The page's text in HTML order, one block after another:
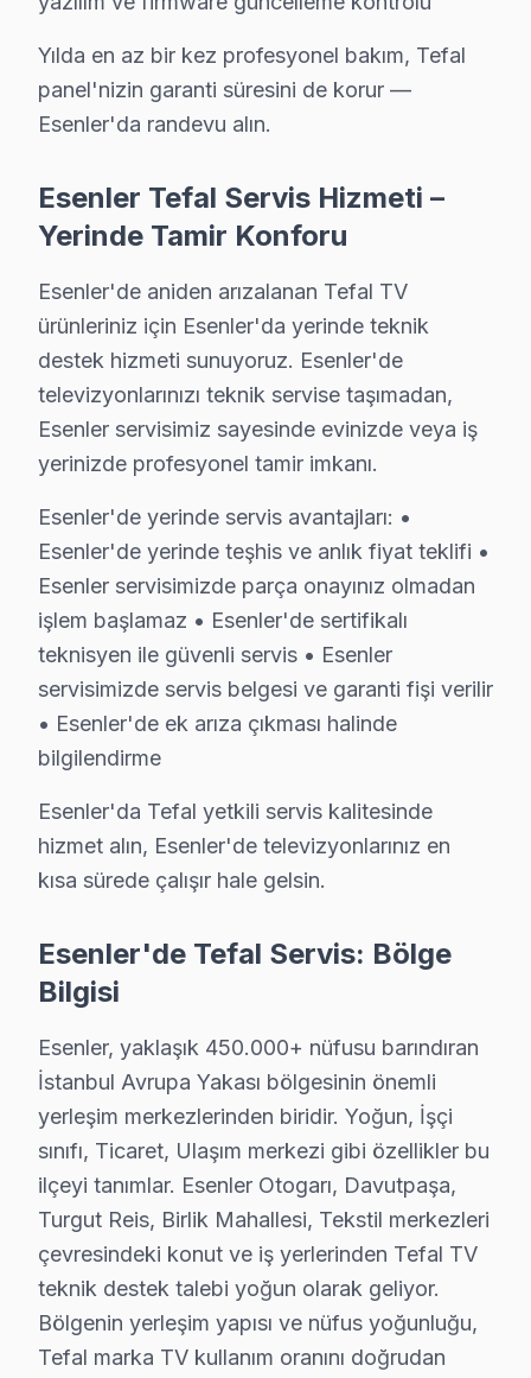
· Esenler Samsung
· Esenler LG
· Esenler Panasonic
· Esenler Toshiba
Esenler'de Tefal TV arızasında yapmanız
Tefal Tamir Maliyeti Karşılaştırması 2025
Esenler ilçesi, İstanbul'un önemli ulaşım
Tefal TV'lerin arıza profili, sıklıkla panel, anakart,
Tamir maliyetleri açısından, Tefal
Esenler'de Tefal ekran'lere olan talep, özellikle genç
Tefal’in sunduğu farklı modeller, belirli arıza
Tefal Arıza Türleri: Markalar Arası Fark
Esenler'de Tefal ekran'lerde en sık rastlanan teknik
1.Ekran Paneli Sorunu
Neden:Tefal’in ince panel tasarımı, darbelere
Tamir Maliyeti:800-1200 ₺.
Etkilenen Modeller:Tefal 50FHD-4K serisi.
Belirti:televizyon açılmıyor veya ses var
Neden:
Tamir Maliyeti:600-900 ₺.
Etkilenen Modeller: Tefal 40UHD serisi.
3.Güç Kartı Problemi
Belirti:televizyon’nin kendiliğinden kapanması
Neden:Güç kaynağı ve devre tasarımı
Tamir Maliyeti:500-700 ₺.
Etkilenen Modeller: Tefal 43H-LED serisi.
4.Backlight Problemi
Belirti:Ekran karanlık; görüntü var ama
Neden:LED arka aydınlatma sistemlerinin
Yılda en az bir kez profesyonel bakım, Tefal
panel'nizin garanti süresini de korur —
Esenler'da randevu alın.
Esenler Tefal Servis Hizmeti –
Yerinde Tamir Konforu
Esenler'de aniden arızalanan Tefal TV
ürünleriniz için Esenler'da yerinde teknik
destek hizmeti sunuyoruz. Esenler'de
televizyonlarınızı teknik servise taşımadan,
Esenler servisimiz sayesinde evinizde veya iş
yerinizde profesyonel tamir imkanı.
Esenler'de yerinde servis avantajları: •
Esenler'de yerinde teşhis ve anlık fiyat teklifi •
Esenler servisimizde parça onayınız olmadan
işlem başlamaz • Esenler'de sertifikalı
teknisyen ile güvenli servis • Esenler
servisimizde servis belgesi ve garanti fişi verilir
• Esenler'de ek arıza çıkması halinde
bilgilendirme
Esenler'da Tefal yetkili servis kalitesinde
hizmet alın, Esenler'de televizyonlarınız en
kısa sürede çalışır hale gelsin.
Esenler'de Tefal Servis: Bölge
Bilgisi
Esenler, yaklaşık 450.000+ nüfusu barındıran
İstanbul Avrupa Yakası bölgesinin önemli
yerleşim merkezlerinden biridir. Yoğun, İşçi
sınıfı, Ticaret, Ulaşım merkezi gibi özellikler bu
ilçeyi tanımlar. Esenler Otogarı, Davutpaşa,
Turgut Reis, Birlik Mahallesi, Tekstil merkezleri
çevresindeki konut ve iş yerlerinden Tefal TV
teknik destek talebi yoğun olarak geliyor.
Bölgenin yerleşim yapısı ve nüfus yoğunluğu,
Tefal marka TV kullanım oranını doğrudan